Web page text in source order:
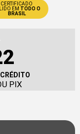
CERTIFICADO
EM TODO O
BRASIL
PIX